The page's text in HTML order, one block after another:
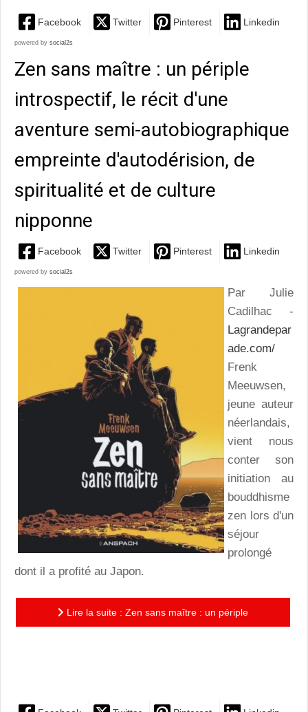
Facebook Twitter Pinterest Linkedin
powered by social2s
Zen sans maître : un périple
introspectif, le récit d'une
aventure semi-autobiographique
empreinte d'autodérision, de
spiritualité et de culture
nipponne
Facebook Twitter Pinterest Linkedin
powered by social2s
Par Julie
Cadilhac -
Lagrandepar
ade.com/
Frenk
Meeuwsen,
jeune auteur
néerlandais,
vient nous
conter son
initiation au
bouddhisme
zen lors d'un
séjour
prolongé
dont il a profité au Japon.
Lire la suite : Zen sans maître : un périple